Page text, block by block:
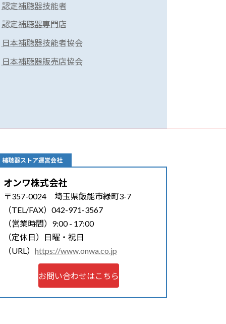
認定補聴器技能者
認定補聴器専門店
日本補聴器技能者協会
日本補聴器販売店協会
補聴器ストア運営会社
オンワ株式会社
〒357-0024 埼玉県飯能市緑町3-7
（TEL/FAX）042-971-3567
（営業時間）9:00 - 17:00
（定休日）日曜・祝日
（URL） https://www.onwa.co.jp
お問い合わせはこちら